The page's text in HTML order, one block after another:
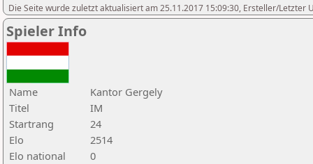
Die Seite wurde zuletzt aktualisiert am 25.11.2017 15:09:30, Ersteller/Letzter
Spieler Info
Name
Kantor Gergely
Titel
IM
Startrang
24
Elo
2514
Elo national
0